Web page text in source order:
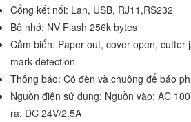
Cổng kết nối: Lan, USB, RJ11,RS232
Bộ nhớ: NV Flash 256k bytes
Cảm biến: Paper out, cover open, cutter
mark detection
Thông báo: Có đèn và chuông để báo
Nguồn điện sử dụng: Nguồn vào: AC
ra: DC 24V/2.5A